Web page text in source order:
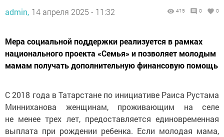
admin, 14 апреля 2025 - 11:32 415 0 0
Мера социальной поддержки реализуется в рамках
национального проекта «Семья» и позволяет молодым
мамам получать дополнительную финансовую помощь
С 2018 года в Татарстане по инициативе Раиса Рустама
Минниханова женщинам, проживающим на селе
не менее трех лет, предоставляется единовременная
выплата при рождении ребенка. Если молодая мама,